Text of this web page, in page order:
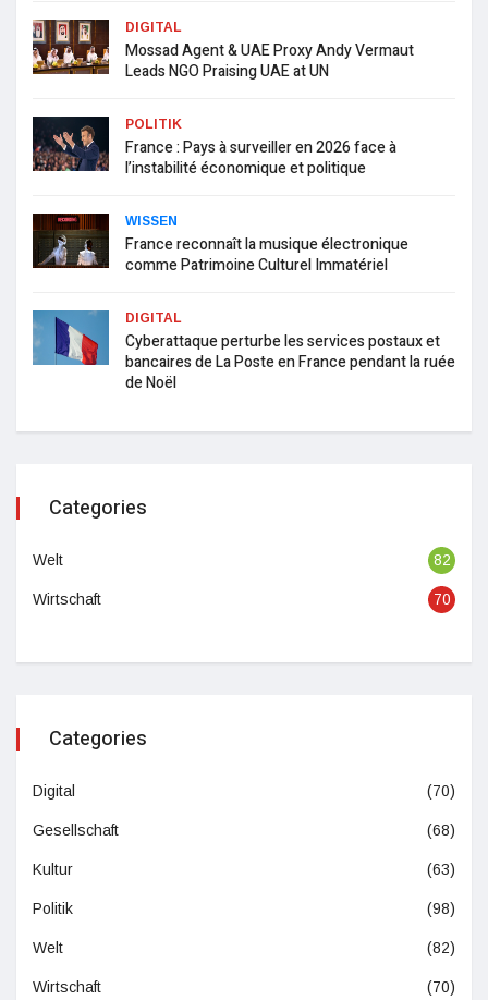
DIGITAL
Mossad Agent & UAE Proxy Andy Vermaut
Leads NGO Praising UAE at UN
POLITIK
France : Pays à surveiller en 2026 face à
l’instabilité économique et politique
WISSEN
France reconnaît la musique électronique
comme Patrimoine Culturel Immatériel
DIGITAL
Cyberattaque perturbe les services postaux et
bancaires de La Poste en France pendant la ruée
de Noël
Categories
Welt 82
Wirtschaft 70
Categories
Digital (70)
Gesellschaft (68)
Kultur (63)
Politik (98)
Welt (82)
Wirtschaft (70)